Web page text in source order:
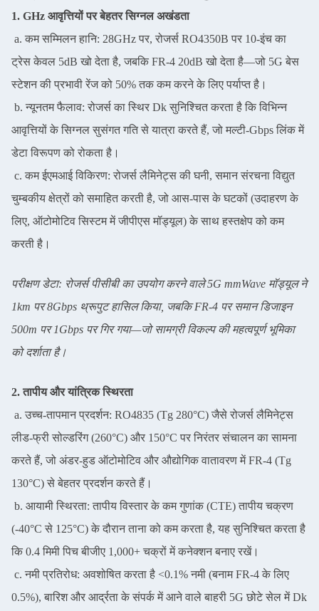
1. GHz आवृत्तियों पर बेहतर सिग्नल अखंडता
a. कम सम्मिलन हानि: 28GHz पर, रोजर्स RO4350B पर 10-इंच का
ट्रेस केवल 5dB खो देता है, जबकि FR-4 20dB खो देता है—जो 5G बेस
स्टेशन की प्रभावी रेंज को 50% तक कम करने के लिए पर्याप्त है।
b. न्यूनतम फैलाव: रोजर्स का स्थिर Dk सुनिश्चित करता है कि विभिन्न
आवृत्तियों के सिग्नल सुसंगत गति से यात्रा करते हैं, जो मल्टी-Gbps लिंक में
डेटा विरूपण को रोकता है।
c. कम ईएमआई विकिरण: रोजर्स लैमिनेट्स की घनी, समान संरचना विद्युत
चुम्बकीय क्षेत्रों को समाहित करती है, जो आस-पास के घटकों (उदाहरण के
लिए, ऑटोमोटिव सिस्टम में जीपीएस मॉड्यूल) के साथ हस्तक्षेप को कम
करती है।
परीक्षण डेटा: रोजर्स पीसीबी का उपयोग करने वाले 5G mmWave मॉड्यूल ने
1km पर 8Gbps थ्रूपुट हासिल किया, जबकि FR-4 पर समान डिजाइन
500m पर 1Gbps पर गिर गया—जो सामग्री विकल्प की महत्वपूर्ण भूमिका
को दर्शाता है।
2. तापीय और यांत्रिक स्थिरता
a. उच्च-तापमान प्रदर्शन: RO4835 (Tg 280°C) जैसे रोजर्स लैमिनेट्स
लीड-फ्री सोल्डरिंग (260°C) और 150°C पर निरंतर संचालन का सामना
करते हैं, जो अंडर-हुड ऑटोमोटिव और औद्योगिक वातावरण में FR-4 (Tg
130°C) से बेहतर प्रदर्शन करते हैं।
b. आयामी स्थिरता: तापीय विस्तार के कम गुणांक (CTE) तापीय चक्रण
(-40°C से 125°C) के दौरान ताना को कम करता है, यह सुनिश्चित करता है
कि 0.4 मिमी पिच बीजीए 1,000+ चक्रों में कनेक्शन बनाए रखें।
c. नमी प्रतिरोध: अवशोषित करता है <0.1% नमी (बनाम FR-4 के लिए
0.5%), बारिश और आर्द्रता के संपर्क में आने वाले बाहरी 5G छोटे सेल में Dk